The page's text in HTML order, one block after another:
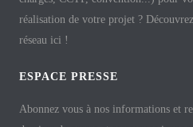
réalisation de votre projet ?
réseau ici !
ESPACE PRESSE
Abonnez vous à nos informations et